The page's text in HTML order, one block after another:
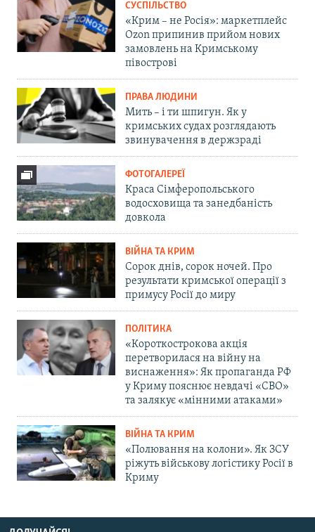
СУСПІЛЬСТВО
«Крим – не Росія»: маркетплейс
Ozon припинив прийом нових
замовлень на Кримському
півострові
ПРАВА ЛЮДИНИ
Мить – і ти шпигун. Як у
кримських судах розглядають
звинувачення в держзраді
ФОТОГАЛЕРЕЇ
Краса Сімферопольського
водосховища та занедбаність
довкола
ВІЙНА ТА КРИМ
Сорок днів, сорок ночей. Про
результати кримської операції з
примусу Росії до миру
ПОЛІТИКА
«Короткострокова акція
перетворилася на війну на
виснаження»: Як пропаганда РФ
у Криму пояснює невдачі «СВО»
та залякує «мінними атаками»
ВІЙНА ТА КРИМ
«Полювання на колони». Як ЗСУ
ріжуть військову логістику Росії в
Криму